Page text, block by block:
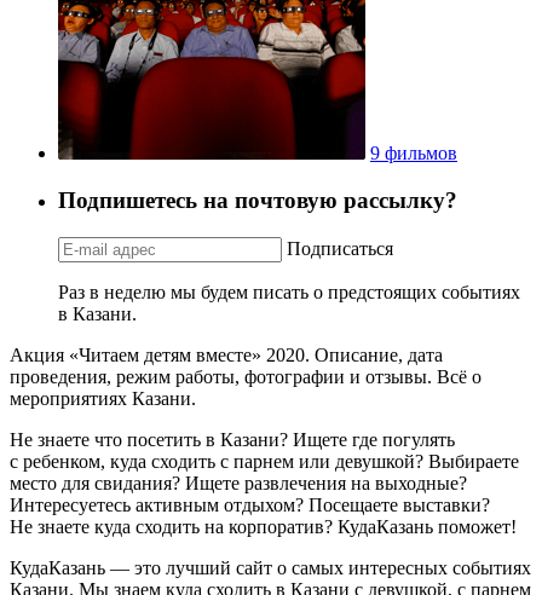
9 фильмов
Подпишетесь на почтовую рассылку?
Подписаться
Раз в неделю мы будем писать о предстоящих событиях
в Казани.
Акция «Читаем детям вместе» 2020. Описание, дата
проведения, режим работы, фотографии и отзывы. Всё о
мероприятиях Казани.
Не знаете что посетить в Казани? Ищете где погулять
с ребенком, куда сходить с парнем или девушкой? Выбираете
место для свидания? Ищете развлечения на выходные?
Интересуетесь активным отдыхом? Посещаете выставки?
Не знаете куда сходить на корпоратив? КудаКазань поможет!
КудаКазань — это лучший сайт о самых интересных событиях
Казани. Мы знаем куда сходить в Казани с девушкой, с парнем